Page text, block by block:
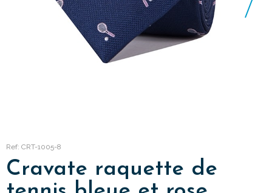
Ref: CRT-1005-8
Cravate raquette de